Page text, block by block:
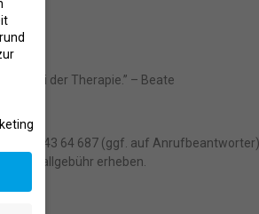
bei der Therapie.” – Beate
43 64 687 (ggf. auf
Ausfallgebühr erheben.